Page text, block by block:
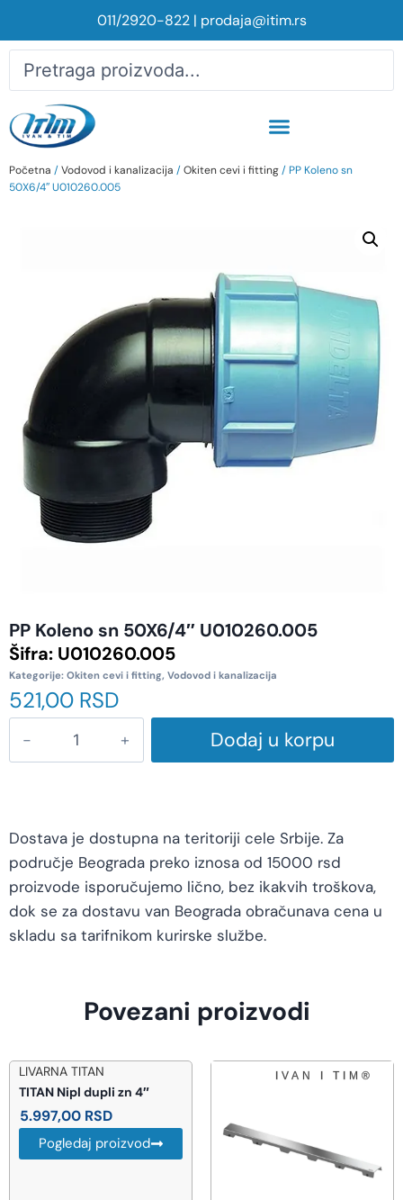
011/2920-822| prodaja@itim.rs
Početna /Vodovod i kanalizacija /Okiten cevi i fitting/ PP Koleno sn
50X6/4″ U010260.005
PP Koleno sn 50X6/4″ U010260.005
Šifra: U010260.005
Kategorije: Okiten cevi i fitting, Vodovod i kanalizacija
521,00 RSD
Dodaj u korpu
Dostava je dostupna na teritoriji cele Srbije. Za
područje Beograda preko iznosa od 15000 rsd
proizvode isporučujemo lično, bez ikakvih troškova,
dok se za dostavu van Beograda obračunava cena u
skladu sa tarifnikom kurirske službe.
Povezani proizvodi
LIVARNA TITAN
TITAN Nipl dupli zn 4″
5.997,00 RSD
Pogledaj proizvod